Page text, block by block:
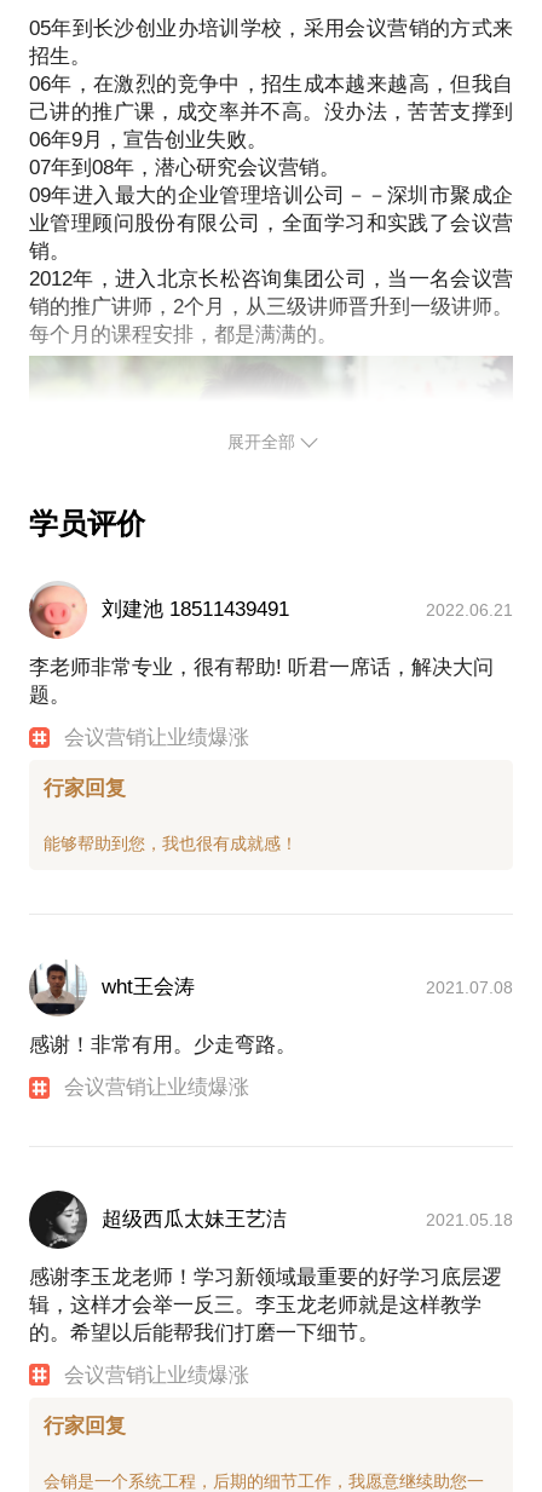
3室2厅，一年后在长沙的CBD佳天国际，买下一整层
楼；
某虞姓大V，面对企业老板讲《资本魔方》，经过我
的辅导和点拨，现场成交率上升10个点，平均每场多
成交10万元；
某培训界知名企业，把全国60多家分子公司老总、30
多名推广讲师集中起来，由我来辅导他们，如何提升
会议营销的现场成交率；
某咨询企业老总，把20多名资深咨询师集中起来，听
我讲如何做会议营销，听完后，老总拉着我的手
说：“这2天的培训，对我们公司来说，至少可以每年
增加业绩500万！”
我为什么对会议营销这么熟悉呢？
用会议营销的方式来招生。我请台湾老师来推广，他
告诉我。急呀！赚的钱，都被他分走了。
创业失败后，我花了整整一年时间，终于把会议营销
师，花了高学费，才最终弄明白的。没办法呀，在会
议营销方面，台湾人就是比我们大陆人强呀！
09年，我进入培训界最大的公司－－深圳市聚成企业
管理顾问股份有限公司，系统而又全面的学习、实践
个初中生，采用会议营销的模式，在不到4年的时间
内，超越全国3万多家同行，做到行业第一名，业绩是
聚成公司的创始人－－周嵘老师，是聚成推广讲师的
会议营销这种方式，还可以用于招商、路演，甚至企
业的集体招聘等场合。（其实，只要是一对多的沟通
场合，都可以采取会议营销的方式。什么，还要找
托？这种方式，好老土了！我都是在现场直接把陌生
人变成同盟军，然后再成交的，这里面有一个不为外
（其实，绝大部分产品、绝大部分公司，都是可以采
用这种方式的。）您来找我聊聊，比您自己摸索，要
强十倍以上！
在选择与我见面前，请把您的问题更具体化。毕竟一
小时的谈话只能解决一个小问题。请把您的问题提前
因为它的这种灵活的特性，稻盛和夫就用阿米巴来命
名他总结出来的，同样也是非常灵活的经营模式。）
阿米巴经营模式为什么这么牛？
在回答这个问题之前，我们先来思考一个问题，为什
么分田到户能让粮食连年增收？最根本的原因就是：
分田到户极大的激发了农民的积极性！
同样的道理，阿米巴经营模式也能够极大的激发员工
的积极性，让员工切身感受到，他不是为老板干活，
而是为自己干活。
柏明顿公司与阿米巴经营模式有什么关系？
柏明顿公司的创始人、董事长－－胡八一博士，被公
认为中国式阿米巴经营落地实践第一人。为什么？因
为他带领200多位咨询师，深入1000多家企业，导入
中国最大的留学中介机构－－金吉列，导入阿米巴
上市公司沈阳桃李面包，导入阿米巴模式后，从2014
37%，其中大部分来自新渠道。生产巴的利润（按标
准成本）由上一年度每月亏损54万，转为赢利24万/
惠州鑫洋线材实施阿米巴以来，库存品金额从7000
万，大幅降低至3000万，充裕了现金流，极大地缓解
了公司资金链的压力。
从2012的销售额0.73亿，上升到2013年的1.78亿，增
长244%，利润增长306%，根据经营协议，团队当年
今天的员工，想用社会的财富，来激励自己的员工，
您一定要来找我，因为我是柏明顿的董事COO，参与
过不下20家企业的阿米巴经营模式的落地导入工作。
PS.在选择与我见面前，请把你的问题更具体化。毕
竟一小时的谈话只能解决一个小问题。请把你的问题
我的PPT，总是被全公司的讲师当作范本呀！）
有次我在山西运城讲课，主题是绩效和薪酬管理方面
的，讲完课后，主办方的一位工作人员，拷贝了我的
PPT，他去拜访当地一位民营企业家－－刘总，他实
在是说服不了刘总。就把我讲课的PPT拷贝给他，刘
总看完后，大年初四，从运城跑到长沙，要请我做顾
问，当场付5万元首付款。
类似的案例太多了……
关于PPT，我有2个形象的比喻：（前提是要在我本人
的亲自指导下，不要误入歧途）
PPT是一个放大镜，你本来有7分才华，立马变成了10
分；
PPT是一个巨人的肩膀，你本来只有3分才华，立马变
我做PPT的指导思想是：
完买单！
因此，我的PPT追求流程清晰、结构简单，拒绝花
哨。
能用图像表达的，绝不用文字表达；（你不会画图，
不会PS，没关系，我也不会，但我有一个绝招，善用
关键词在百度上找出，最能表达我思想的图来。其实
我觉得，你想要的图，度娘都已经有了，就看你会不
会用关键词来告诉她而已！）
（这跟我小时候喜欢看连环画有关系吧，一本连环
席都很喜欢看连环画。）
05年到长沙创业办培训学校，采用会议营销的方式来
招生。
06年，在激烈的竞争中，招生成本越来越高，但我自
己讲的推广课，成交率并不高。没办法，苦苦支撑到
06年9月，宣告创业失败。
07年到08年，潜心研究会议营销。
09年进入最大的企业管理培训公司－－深圳市聚成企
业管理顾问股份有限公司，全面学习和实践了会议营
销。
2012年，进入北京长松咨询集团公司，当一名会议营
销的推广讲师，2个月，从三级讲师晋升到一级讲师。
展开全部
学员评价
刘建池 18511439491 2022.06.21
李老师非常专业，很有帮助! 听君一席话，解决大问
题。
会议营销让业绩爆涨
行家回复
wht王会涛 2021.07.08
感谢！非常有用。少走弯路。
会议营销让业绩爆涨
超级西瓜太妹王艺洁 2021.05.18
感谢李玉龙老师！学习新领域最重要的好学习底层逻
辑，这样才会举一反三。李玉龙老师就是这样教学
的。希望以后能帮我们打磨一下细节。
会议营销让业绩爆涨
行家回复
会销是一个系统工程，后期的细节工作，我愿意继续助您一